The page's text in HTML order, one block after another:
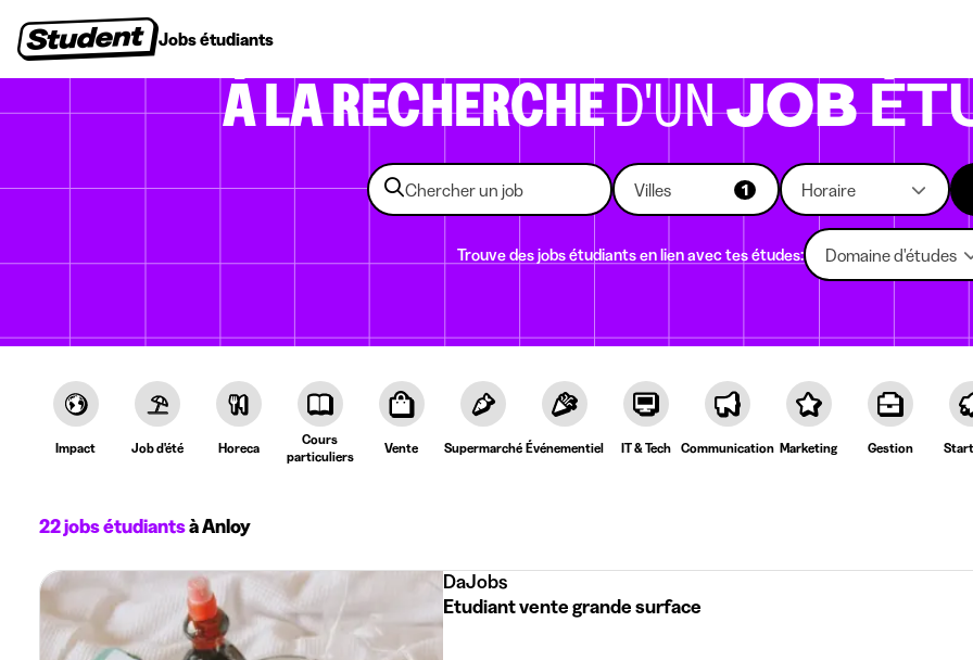
Jobs étudiants
À LA RECHERCHED'UNJOB
Villes 1 Horaire
Trouve des jobs étudiants en lien avec tes études: Domaine d'études
Impact Job d'été Horeca
Cours
particuliers
Vente Supermarché Événementiel IT & Tech Communication Marketing Gestion
22 jobs étudiantsà Anloy
DaJobs
Etudiant vente grande surface